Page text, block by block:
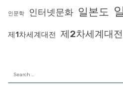
인문학 인터넷문화 일본도
제1차세계대전 제2차세계대전
for: